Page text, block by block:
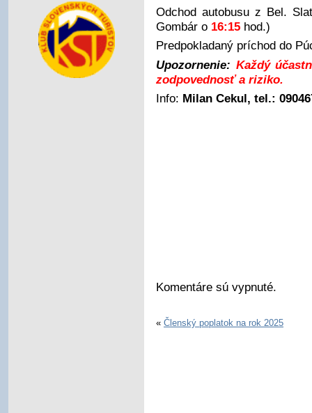
Odchod autobusu z Bel.
Gombár o 16:15 hod.)
Predpokladaný príchod do
Upozornenie: Každý
zodpovednosť a riziko.
Info: Milan Cekul, tel.:
Komentáre sú vypnuté.
« Členský poplatok na rok 2025